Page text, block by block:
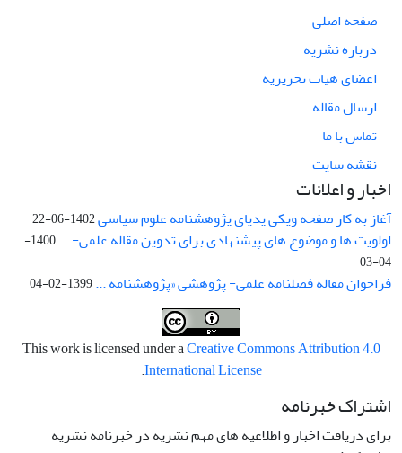
صفحه اصلی
درباره نشریه
اعضای هیات تحریریه
ارسال مقاله
تماس با ما
نقشه سایت
اخبار و اعلانات
آغاز به کار صفحه ویکی پدیای پژوهشنامه علوم سیاسی1402-06-22
اولویت ها و موضوع های پیشنهادی برای تدوین مقاله علمی- ...
1400-
04-03
فراخوان مقاله فصلنامه علمی- پژوهشی «پژوهشنامه ...1399-02-04
This work is licensed under aCreative Commons Attribution 4.0
International License
.
اشتراک خبرنامه
برای دریافت اخبار و اطلاعیه های مهم نشریه در خبرنامه نشریه